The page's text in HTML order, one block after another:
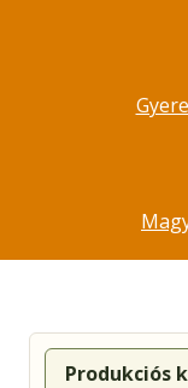
Produkciós